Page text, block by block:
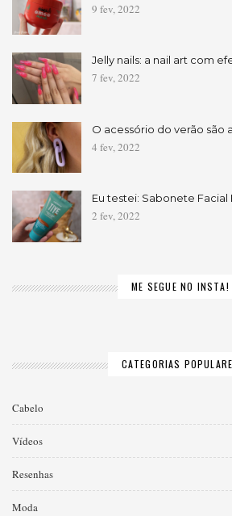
9 fev, 2022
Jelly nails: a nail art com
7 fev, 2022
O acessório do verão são
4 fev, 2022
Eu testei: Sabonete Facial
2 fev, 2022
ME SEGUE NO INSTA!
CATEGORIAS
Cabelo
Vídeos
Resenhas
Moda